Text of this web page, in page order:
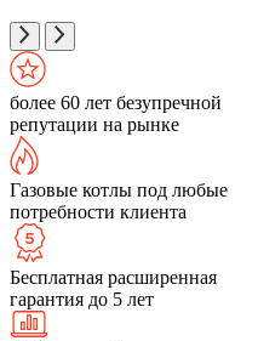
более 60 лет безупречной
репутации на рынке
Газовые котлы под любые
потребности клиента
Бесплатная расширенная
гарантия до 5 лет